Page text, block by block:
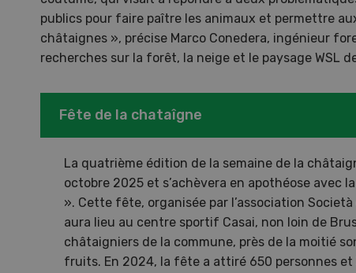
publics pour faire paître les animaux et permettre
châtaignes », précise Marco Conedera, ingénieur
recherches sur la forêt, la neige et le paysage WSL
Fête de la chataîgne
La quatrième édition de la semaine de la
octobre 2025 et s’achèvera en apothéose avec
». Cette fête, organisée par l’association
aura lieu au centre sportif Casai, non loin de
châtaigniers de la commune, près de la moitié
fruits. En 2024, la fête a attiré 650 personnes